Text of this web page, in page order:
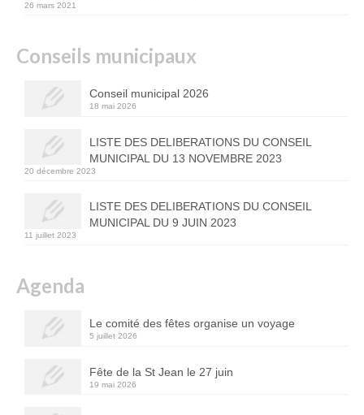
26 mars 2021
Conseils municipaux
Conseil municipal 2026
18 mai 2026
LISTE DES DELIBERATIONS DU CONSEIL
MUNICIPAL DU 13 NOVEMBRE 2023
20 décembre 2023
LISTE DES DELIBERATIONS DU CONSEIL
MUNICIPAL DU 9 JUIN 2023
11 juillet 2023
Agenda
Le comité des fêtes organise un voyage
5 juillet 2026
Fête de la St Jean le 27 juin
19 mai 2026